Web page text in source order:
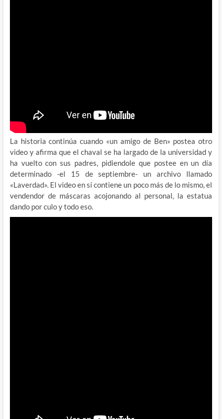
La historia continúa cuando «un amigo de Ben» postea otro
video y afirma que el chaval se ha largado de la universidad y
ha vuelto con sus padres, pidiendole que postee en un día
determinado -el 15 de septiembre- un archivo llamado
«Laverdad». El video en sí contiene un poco más de lo mismo, el
vendendor de máscaras acojonando al personal, la estatua
dando por culo y todo eso.